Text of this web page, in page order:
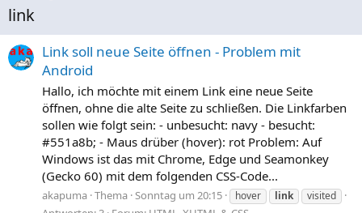
link
Link soll neue Seite öffnen - Problem mit
Android
Hallo, ich möchte mit einem Link eine neue Seite
öffnen, ohne die alte Seite zu schließen. Die Linkfarben
sollen wie folgt sein: - unbesucht: navy - besucht:
#551a8b; - Maus drüber (hover): rot Problem: Auf
Windows ist das mit Chrome, Edge und Seamonkey
(Gecko 60) mit dem folgenden CSS-Code...
akapuma Thema Sonntag um 20:15 hover link visited